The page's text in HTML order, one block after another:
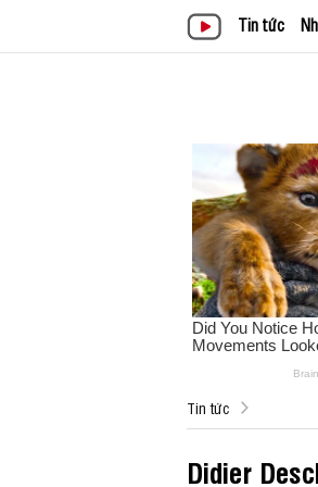
Tin tức
Tin tức
Didier